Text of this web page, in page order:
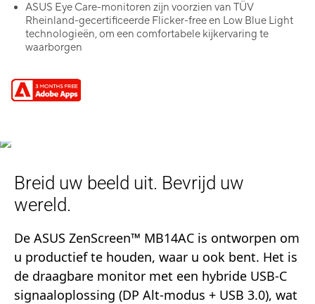
ASUS Eye Care-monitoren zijn voorzien van TÜV
Rheinland-gecertificeerde Flicker-free en Low Blue Light
technologieën, om een comfortabele kijkervaring te
waarborgen
Breid uw beeld uit. Bevrijd uw
wereld.
De ASUS ZenScreen™ MB14AC is ontworpen om
u productief te houden, waar u ook bent. Het is
de draagbare monitor met een hybride USB-C
signaaloplossing (DP Alt-modus + USB 3.0), wat